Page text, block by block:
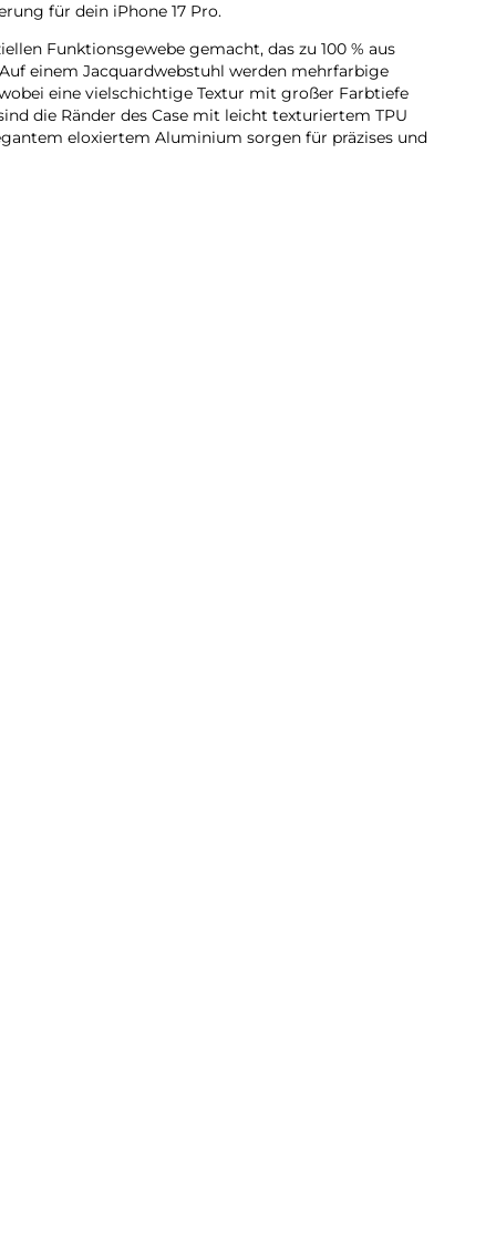
für dein iPhone 17 Pro.
Funktions­gewebe gemacht, das zu 100 % aus
einem Jacquard­webstuhl werden mehrfarbige
eine vielschichtige Textur mit großer Farbtiefe
die Ränder des Case mit leicht texturiertem TPU
eloxiertem Aluminium sorgen für präzises und
sich dieses Case sicher am Crossbody Band